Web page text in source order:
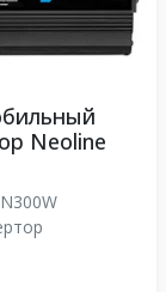
Neoline
N300W